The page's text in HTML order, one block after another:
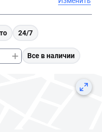
24/7
Все в наличии